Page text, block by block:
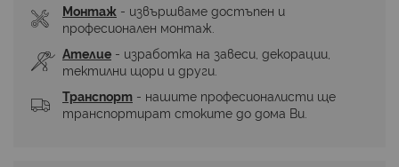
Монтаж - извършваме достъпен и
професионален монтаж.
Ателие - изработка на завеси, декорации,
тектилни щори и други.
Транспорт - нашите професионалисти ще
транспортират стоките до дома Ви.